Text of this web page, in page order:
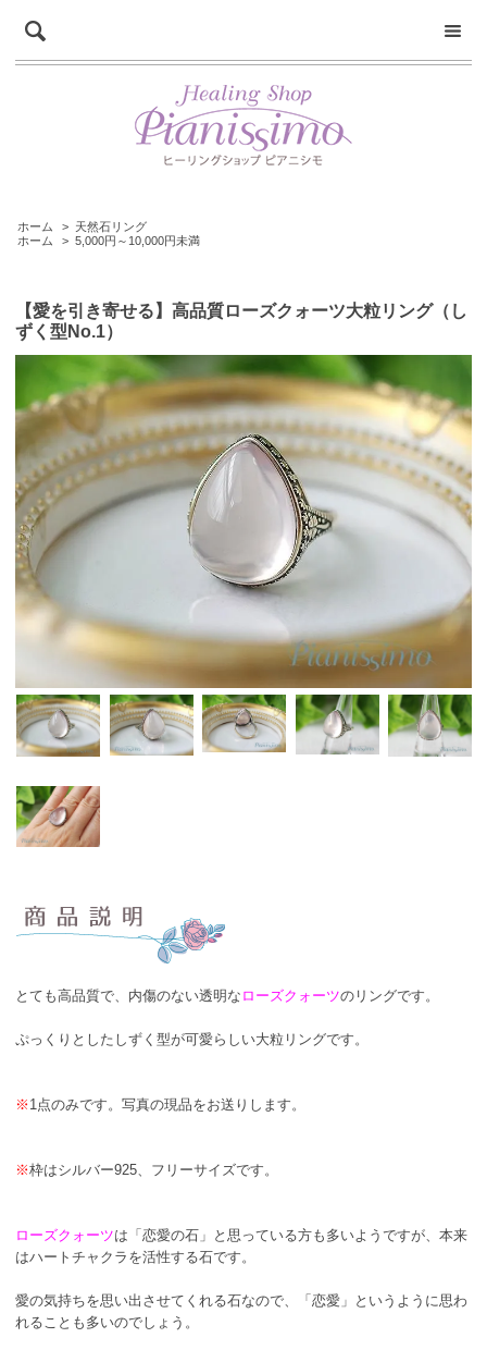
ホーム > 天然石リング
ホーム
> 5,000円～10,000円未満
【愛を引き寄せる】高品質ローズクォーツ大粒リング（し
ずく型No.1）
とても高品質で、内傷のない透明な ローズクォーツのリングです。
ぷっくりとしたしずく型が可愛らしい大粒リングです。
※ 1点のみです。写真の現品をお送りします。
※枠はシルバー925、フリーサイズです。
ローズクォーツは「恋愛の石」と思っている方も多いようですが、本来
はハートチャクラを活性する石です。
愛の気持ちを思い出させてくれる石なので、「恋愛」というように思わ
れることも多いのでしょう。